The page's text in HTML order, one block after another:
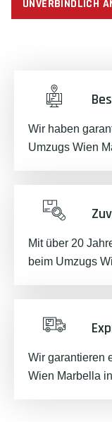
UNVERBINDLICH
Wir haben
Umzugs Wien
Mit über 20
beim Umzugs
Wir garantieren
Wien Marbella